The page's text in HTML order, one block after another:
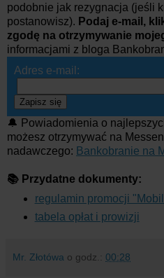
podobnie jak rezygnacja (jeśli
postanowisz). Podaj e-mail,
zgodę na otrzymywanie
informacjami z bloga
Adres e-mail:
Zapisz się
🔔 Powiadomienia o
możesz otrzymywać na
nadawczego: Bankobranie na
📚 Przydatne dokumenty:
regulamin promocji
tabela opłat i prowizji
Mr. Złotówa o godz.: 00:28